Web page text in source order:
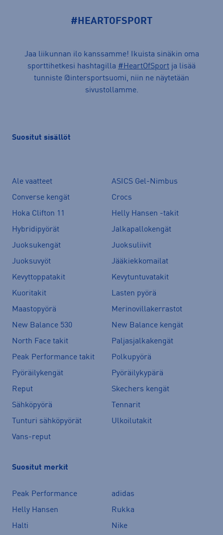
#HEARTOFSPORT
Jaa liikunnan ilo kanssamme! Ikuista sinäkin oma
sporttihetkesi hashtagilla #HeartOfSport ja lisää
tunniste @intersportsuomi, niin ne näytetään
sivustollamme.
Suositut sisällöt
Ale vaatteet
ASICS Gel-Nimbus
Converse kengät
Crocs
Hoka Clifton 11
Helly Hansen -takit
Hybridipyörät
Jalkapallokengät
Juoksukengät
Juoksuliivit
Juoksuvyöt
Jääkiekkomailat
Kevyttoppatakit
Kevytuntuvatakit
Kuoritakit
Lasten pyörä
Maastopyörä
Merinovillakerrastot
New Balance 530
New Balance kengät
North Face takit
Paljasjalkakengät
Peak Performance takit
Polkupyörä
Pyöräilykengät
Pyöräilykypärä
Reput
Skechers kengät
Sähköpyörä
Tennarit
Tunturi sähköpyörät
Ulkoilutakit
Vans-reput
Suositut merkit
Peak Performance
adidas
Helly Hansen
Rukka
Halti
Nike